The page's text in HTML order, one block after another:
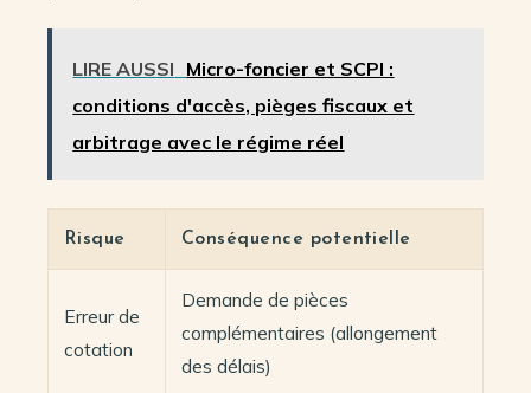
LIRE AUSSI Micro-foncier et SCPI :
conditions d'accès, pièges fiscaux et
arbitrage avec le régime réel
Risque Conséquence potentielle
Erreur de
cotation
Demande de pièces
complémentaires (allongement
des délais)